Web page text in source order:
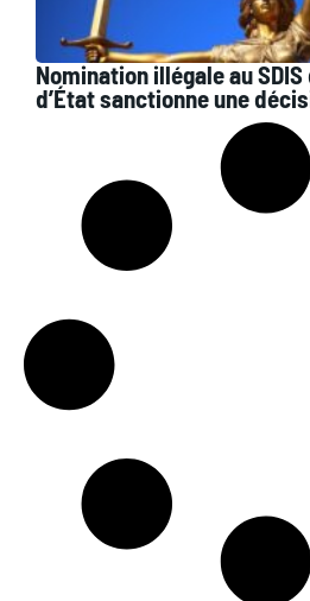
Nomination illégale au
d’État sanctionne une